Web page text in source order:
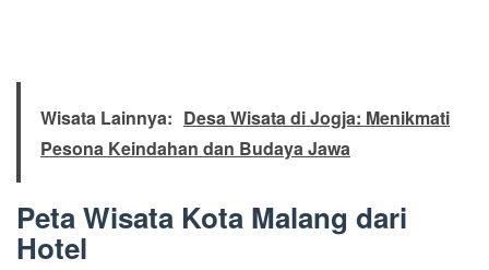
Wisata Lainnya: Desa Wisata di Jogja: Menikmati
Pesona Keindahan dan Budaya Jawa
Peta Wisata Kota Malang dari
Hotel